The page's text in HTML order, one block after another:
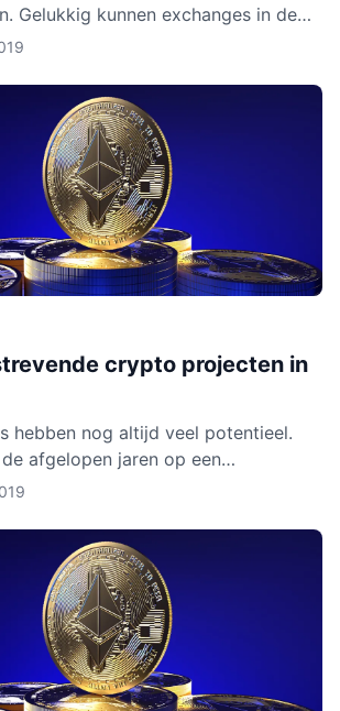
Gelukkig kunnen exchanges in de
Helaas zijn er ook gevallen
crypto projecten in
hebben nog altijd veel potentieel.
afgelopen jaren op een
en Ethereum volgde in rap